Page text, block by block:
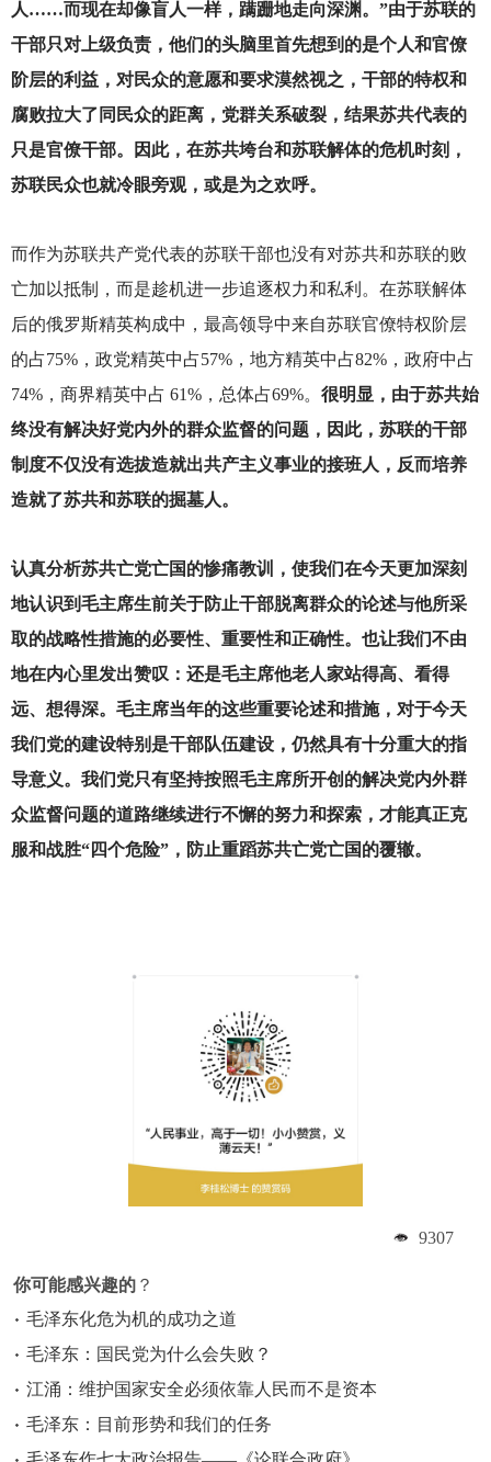
人……而现在却像盲人一样，蹒跚地走向深渊。”由于苏联的
干部只对上级负责，他们的头脑里首先想到的是个人和官僚
阶层的利益，对民众的意愿和要求漠然视之，干部的特权和
腐败拉大了同民众的距离，党群关系破裂，结果苏共代表的
只是官僚干部。因此，在苏共垮台和苏联解体的危机时刻，
苏联民众也就冷眼旁观，或是为之欢呼。
而作为苏联共产党代表的苏联干部也没有对苏共和苏联的败
亡加以抵制，而是趁机进一步追逐权力和私利。在苏联解体
后的俄罗斯精英构成中，最高领导中来自苏联官僚特权阶层
的占75%，政党精英中占57%，地方精英中占82%，政府中占
74%，商界精英中占 61%，总体占69%。 很明显，由于苏共始
终没有解决好党内外的群众监督的问题，因此，苏联的干部
制度不仅没有选拔造就出共产主义事业的接班人，反而培养
造就了苏共和苏联的掘墓人。
认真分析苏共亡党亡国的惨痛教训，使我们在今天更加深刻
地认识到毛主席生前关于防止干部脱离群众的论述与他所采
取的战略性措施的必要性、重要性和正确性。也让我们不由
地在内心里发出赞叹：还是毛主席他老人家站得高、看得
远、想得深。毛主席当年的这些重要论述和措施，对于今天
我们党的建设特别是干部队伍建设，仍然具有十分重大的指
导意义。我们党只有坚持按照毛主席所开创的解决党内外群
众监督问题的道路继续进行不懈的努力和探索，才能真正克
服和战胜“四个危险”，防止重蹈苏共亡党亡国的覆辙。
9307
你可能感兴趣的 ？
毛泽东化危为机的成功之道
毛泽东：国民党为什么会失败？
江涌：维护国家安全必须依靠人民而不是资本
毛泽东：目前形势和我们的任务